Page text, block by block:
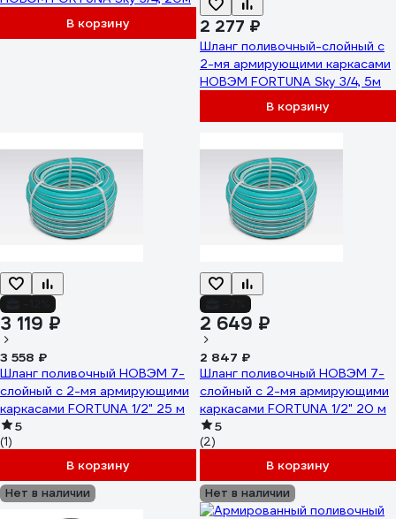
В корзину
2 277 ₽
Шланг поливочный-слойный с
2-мя армирующими каркасами
НОВЭМ FORTUNA Sky 3/4, 5м
В корзину
3 119 ₽
3 558 ₽
Шланг поливочный НОВЭМ 7-
слойный с 2-мя армирующими
каркасами FORTUNA 1/2" 25 м
5
(1)
В корзину
2 649 ₽
2 847 ₽
Шланг поливочный НОВЭМ 7-
слойный с 2-мя армирующими
каркасами FORTUNA 1/2" 20 м
5
(2)
В корзину
Нет в наличии Нет в наличии